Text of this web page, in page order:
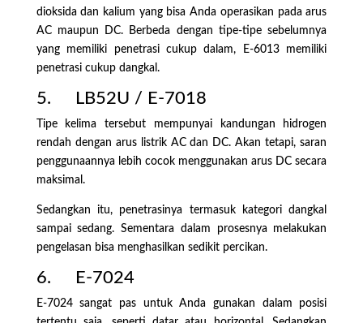
dioksida dan kalium yang bisa Anda operasikan pada arus
AC maupun DC. Berbeda dengan tipe-tipe sebelumnya
yang memiliki penetrasi cukup dalam, E-6013 memiliki
penetrasi cukup dangkal.
5. LB52U / E-7018
Tipe kelima tersebut mempunyai kandungan hidrogen
rendah dengan arus listrik AC dan DC. Akan tetapi, saran
penggunaannya lebih cocok menggunakan arus DC secara
maksimal.
Sedangkan itu, penetrasinya termasuk kategori dangkal
sampai sedang. Sementara dalam prosesnya melakukan
pengelasan bisa menghasilkan sedikit percikan.
6. E-7024
E-7024 sangat pas untuk Anda gunakan dalam posisi